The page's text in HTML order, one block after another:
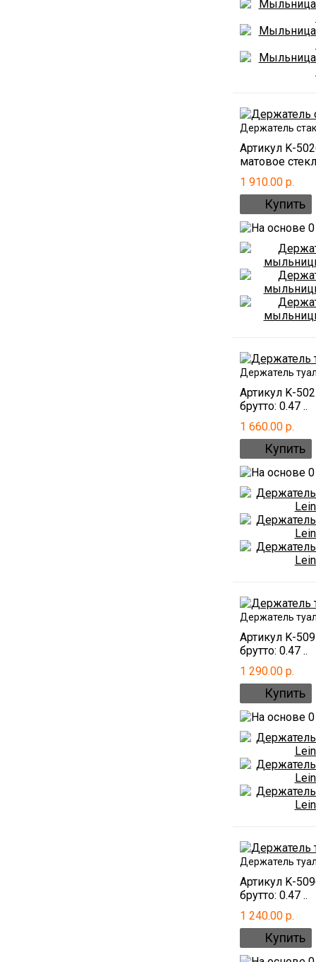
Держатель
Артикул K-
матовое
1 910.00 р.
Держатель
Артикул K-
брутто: 0.47 ..
1 660.00 р.
Держатель
Артикул K-
брутто: 0.47 ..
1 290.00 р.
Держатель
Артикул K-
брутто: 0.47 ..
1 240.00 р.